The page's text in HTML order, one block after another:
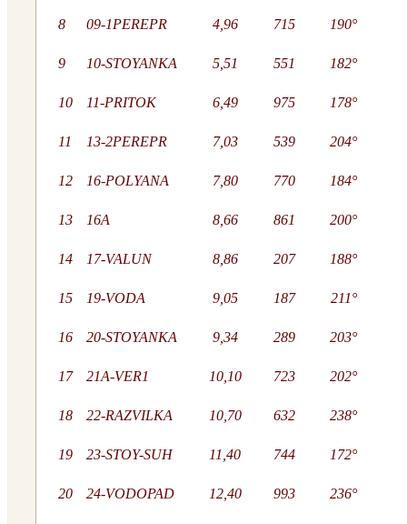
8 09-1PEREPR 4,96 715 190°
9 10-STOYANKA 5,51 551 182°
10 11-PRITOK 6,49 975 178°
11 13-2PEREPR 7,03 539 204°
12 16-POLYANA 7,80 770 184°
13 16A 8,66 861 200°
14 17-VALUN 8,86 207 188°
15 19-VODA 9,05 187 211°
16 20-STOYANKA 9,34 289 203°
17 21A-VER1 10,10 723 202°
18 22-RAZVILKA 10,70 632 238°
19 23-STOY-SUH 11,40 744 172°
20 24-VODOPAD 12,40 993 236°